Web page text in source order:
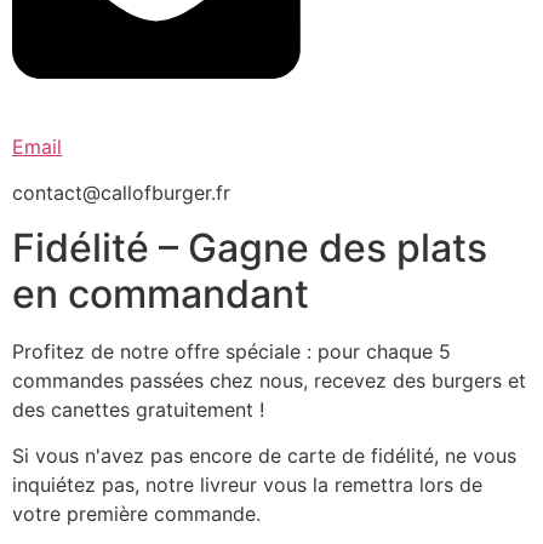
Email
contact@callofburger.fr
Fidélité – Gagne des plats
en commandant
Profitez de notre offre spéciale : pour chaque 5
commandes passées chez nous, recevez des burgers et
des canettes gratuitement !
Si vous n'avez pas encore de carte de fidélité, ne vous
inquiétez pas, notre livreur vous la remettra lors de
votre première commande.